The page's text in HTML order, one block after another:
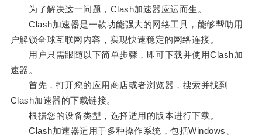
为了解决这一问题，Clash加速器应运而生。
Clash加速器是一款功能强大的网络工具，能够帮助用
户解锁全球互联网内容，实现快速稳定的网络连接。
用户只需跟随以下简单步骤，即可下载并使用Clash加
速器。
首先，打开您的应用商店或者浏览器，搜索并找到
Clash加速器的下载链接。
根据您的设备类型，选择适用的版本进行下载。
Clash加速器适用于多种操作系统，包括Windows、